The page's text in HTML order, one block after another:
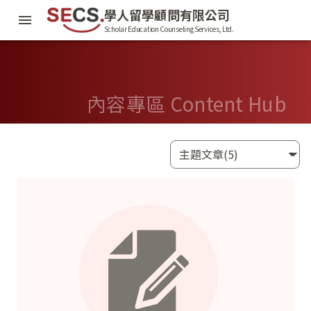
學人留學顧問有限公司
Scholar Education Counseling Services, Ltd.
內容專區 Content Hub